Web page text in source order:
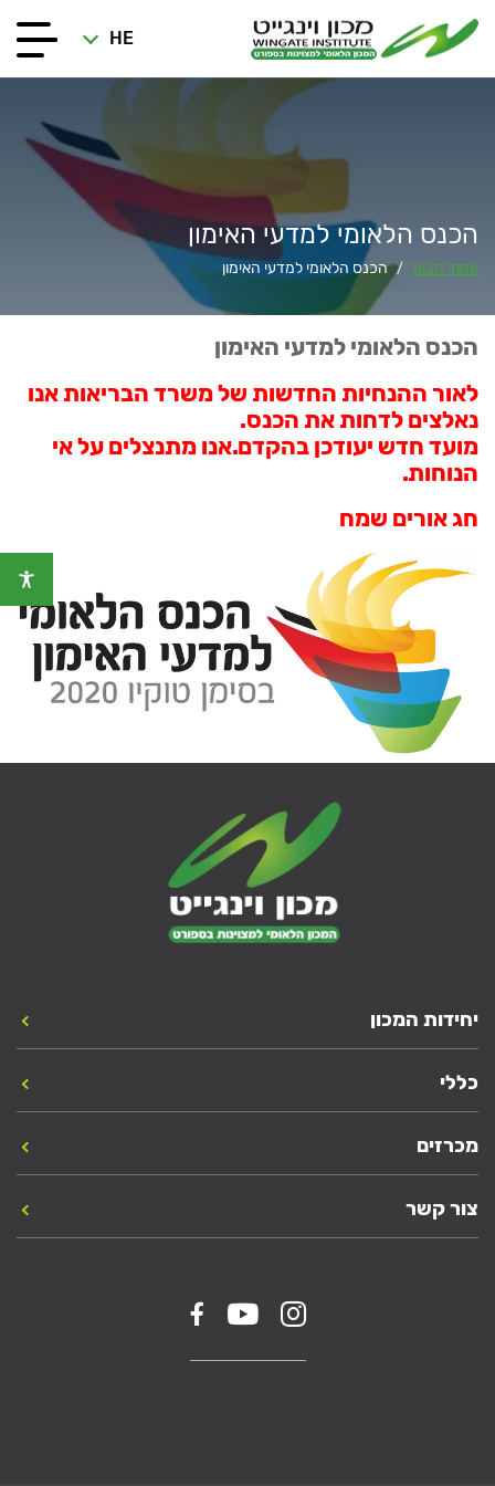
HE
הכנס הלאומי למדעי האימון
עמוד הבית / הכנס הלאומי למדעי האימון
הכנס הלאומי למדעי האימון
לאור ההנחיות החדשות של משרד הבריאות אנו
נאלצים לדחות את הכנס.
מועד חדש יעודכן בהקדם.אנו מתנצלים על אי
הנוחות.
חג אורים שמח
יחידות המכון
כללי
מכרזים
צור קשר